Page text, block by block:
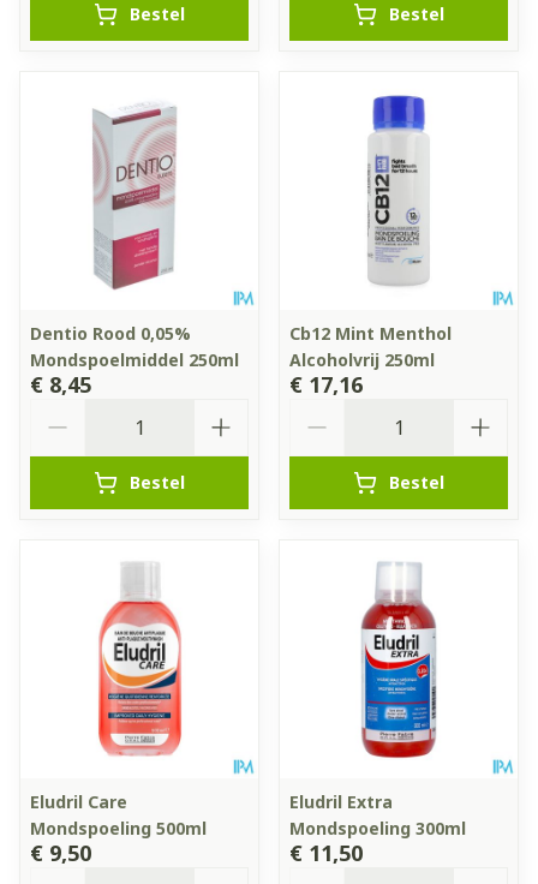
Bestel Bestel
Dentio Rood 0,05%
Mondspoelmiddel 250ml
€ 8,45
Bestel
Cb12 Mint Menthol
Alcoholvrij 250ml
€ 17,16
Bestel
Eludril Care
Mondspoeling 500ml
€ 9,50
Eludril Extra
Mondspoeling 300ml
€ 11,50